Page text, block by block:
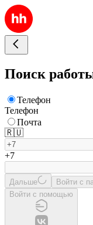
Поиск
Телефон
Телефон
Почта
🇷🇺
+7
Дальше
Войти с
Войти с помощью